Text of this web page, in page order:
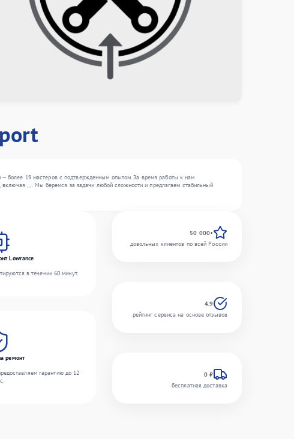
более 19 мастеров с подтвержденным опытом. За время работы к нам
, , . Мы беремся за задачи любой сложности и предлагаем стабильный
Lowrance
в течении 60 минут.
ремонт
гарантию до 12
50 000+
довольных клиентов по всей России
4.9
рейтинг сервиса на основе отзывов
0 ₽
бесплатная доставка